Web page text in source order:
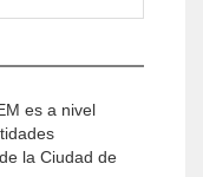
es a nivel
la Ciudad de